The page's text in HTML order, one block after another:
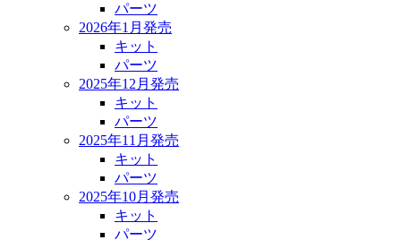
パーツ
2026年1月発売
キット
パーツ
2025年12月発売
キット
パーツ
2025年11月発売
キット
パーツ
2025年10月発売
キット
パーツ